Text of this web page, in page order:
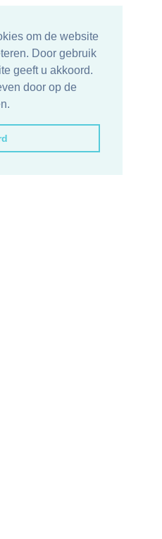
om de website
Door gebruik
geeft u akkoord.
door op de